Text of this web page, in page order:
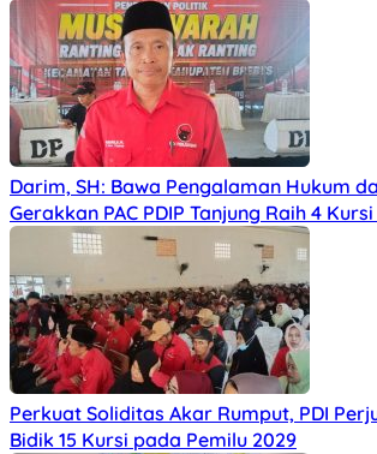
Darim, SH: Bawa Pengalaman Hukum
Gerakkan PAC PDIP Tanjung Raih 4
Perkuat Soliditas Akar Rumput, PDI
Bidik 15 Kursi pada Pemilu 2029